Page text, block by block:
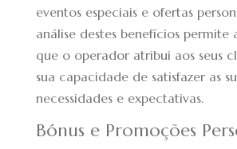
eventos especiais e ofertas
análise destes benefícios permite
que o operador atribui aos seus
sua capacidade de satisfazer as
necessidades e expectativas.
Bónus e Promoções